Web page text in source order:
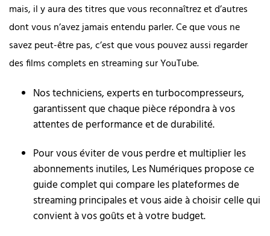
mais, il y aura des titres que vous reconnaîtrez et d’autres
dont vous n’avez jamais entendu parler. Ce que vous ne
savez peut-être pas, c’est que vous pouvez aussi regarder
des films complets en streaming sur YouTube.
Nos techniciens, experts en turbocompresseurs,
garantissent que chaque pièce répondra à vos
attentes de performance et de durabilité.
Pour vous éviter de vous perdre et multiplier les
abonnements inutiles, Les Numériques propose ce
guide complet qui compare les plateformes de
streaming principales et vous aide à choisir celle qui
convient à vos goûts et à votre budget.